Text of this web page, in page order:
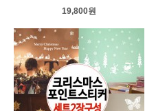
19,800원